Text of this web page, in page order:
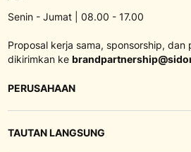
Senin - Jumat | 08.00 - 17.00
Proposal kerja sama, sponsorship,
dikirimkan ke
PERUSAHAAN
TAUTAN LANGSUNG